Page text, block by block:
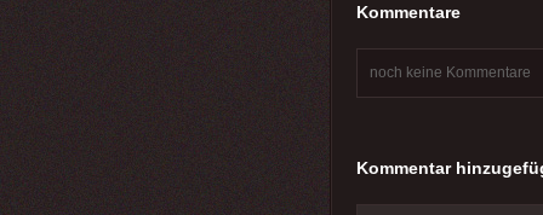
Kommentare
noch keine Kommentare
Kommentar